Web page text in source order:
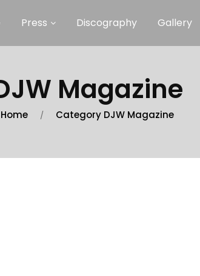
Press Discography Gallery
Magazine
Home Category DJW Magazine